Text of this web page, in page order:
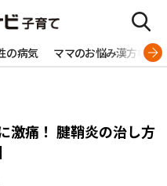
の病気 ママのお悩み漢方相談
激痛！ 腱鞘炎の治し方